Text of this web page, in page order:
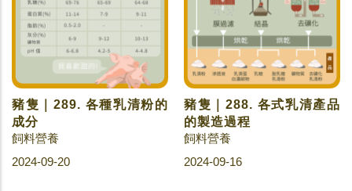
豬隻｜289. 各種乳清粉的
成分
飼料營養
2024-09-20
豬隻｜288. 各式乳清產品
的製造過程
飼料營養
2024-09-16